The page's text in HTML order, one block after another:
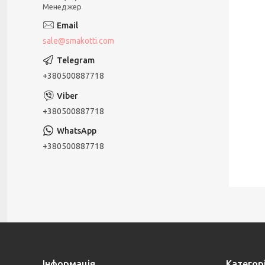
Менеджер
sale@smakotti.com
+380500887718
+380500887718
+380500887718